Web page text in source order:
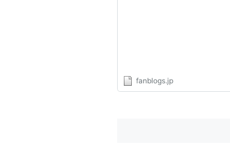
fanblogs.jp